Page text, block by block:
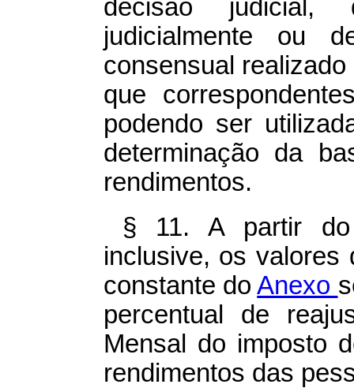
decisão judicial,
judicialmente ou
consensual
que
podendo ser
determinação da
rendimentos.
§ 11. A partir do
inclusive, os valores
constante doAnexo
percentual de
Mensal do imposto
rendimentos das